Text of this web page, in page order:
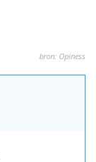
bron: Opiness